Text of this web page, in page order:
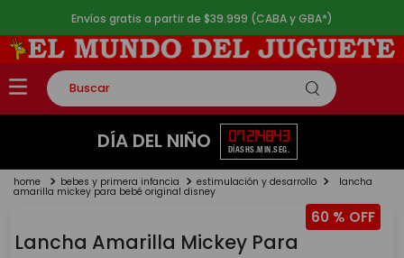
Envíos gratis a partir de $39.999 (CABA y GBA*)
Buscar
TÉRMINOS MÁS BUSCADOS
2.
lego
4.
monopatin
DÍA DEL NIÑO 07
DÍAS
21
HS.
48
MIN.
43
SEG.
bebes y primera infancia estimulación y desarrollo lancha
amarilla mickey para bebé original disney
60 %
Lancha Amarilla Mickey Para